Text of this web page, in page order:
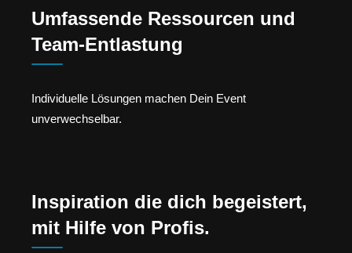
Umfassende Ressourcen und
Team-Entlastung
Individuelle Lösungen machen Dein Event
unverwechselbar.
Inspiration die dich begeistert,
mit Hilfe von Profis.